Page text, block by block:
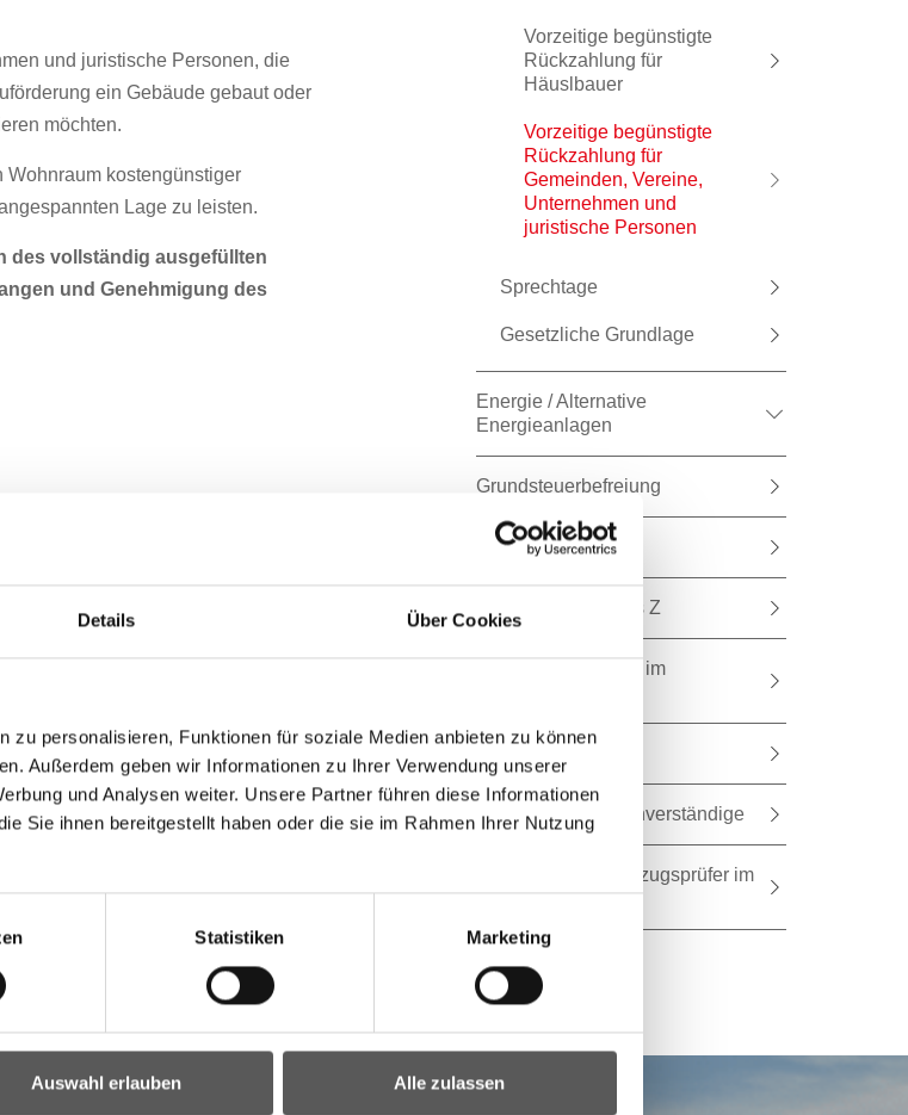
Details Über Cookies
zu personalisieren, Funktionen für soziale Medien anbieten zu können
Außerdem geben wir Informationen zu Ihrer Verwendung unserer
und Analysen weiter. Unsere Partner führen diese Informationen
Sie ihnen bereitgestellt haben oder die sie im Rahmen Ihrer Nutzung
Statistiken Marketing
Auswahl erlauben Alle zulassen
und juristische Personen, die
ein Gebäude gebaut oder
möchten.
Wohnraum kostengünstiger
Lage zu leisten.
des vollständig ausgefüllten
und Genehmigung des
können Sie uns unter folgenden
Vorzeitige begünstigte
Rückzahlung für
Häuslbauer
Vorzeitige begünstigte
Rückzahlung für
Gemeinden, Vereine,
Unternehmen und
juristische Personen
Sprechtage
Gesetzliche Grundlage
Energie / Alternative
Energieanlagen
Grundsteuerbefreiung
Dorfentwicklung
Formulare von A bis Z
Leistbares Wohnen im
Nicht amtliche Sachverständige
Verzeichnis der Aufzugsprüfer im
Burgenland